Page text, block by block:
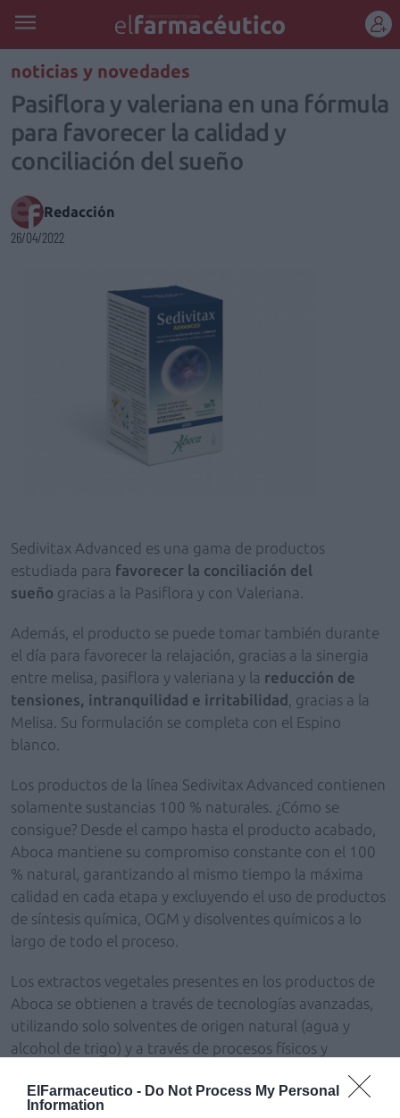
ElFarmaceutico - Do Not Process My Personal
Information
REGÍSTRATE
noticias y novedades
Pasiflora y valeriana en una fórmula
para favorecer la calidad y
conciliación del sueño
Redacción
26/04/2022
Sedivitax Advanced es una gama de productos
estudiada para favorecer la conciliación del
sueño gracias a la Pasiflora y con Valeriana.
Además, el producto se puede tomar también durante
el día para favorecer la relajación, gracias a la sinergia
entre melisa, pasiflora y valeriana y la reducción de
tensiones, intranquilidad e irritabilidad , gracias a la
Melisa. Su formulación se completa con el Espino
blanco.
Los productos de la línea Sedivitax Advanced contienen
solamente sustancias 100 % naturales. ¿Cómo se
consigue? Desde el campo hasta el producto acabado,
Aboca mantiene su compromiso constante con el 100
% natural, garantizando al mismo tiempo la máxima
calidad en cada etapa y excluyendo el uso de productos
de síntesis química, OGM y disolventes químicos a lo
largo de todo el proceso.
Los extractos vegetales presentes en los productos de
Aboca se obtienen a través de tecnologías avanzadas,
utilizando solo solventes de origen natural (agua y
alcohol de trigo) y a través de procesos físicos y
de la planta. Además, los procesos se alimentan